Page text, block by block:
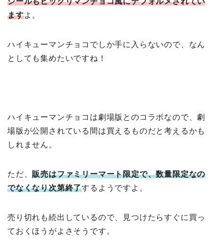
ますよ。
ハイキューマンチョコでしか手に入らないので、なん
としても集めたいですね！
ハイキューマンチョコは劇場版とのコラボなので、劇
場版が公開されている間は買えるものだと考えるかも
しれません。
ただ、販売はファミリーマート限定で、数量限定なの
でなくなり次第終了するようですよ。
売り切れも続出しているので、見つけたらすぐに買っ
ておくほうがよさそうです。